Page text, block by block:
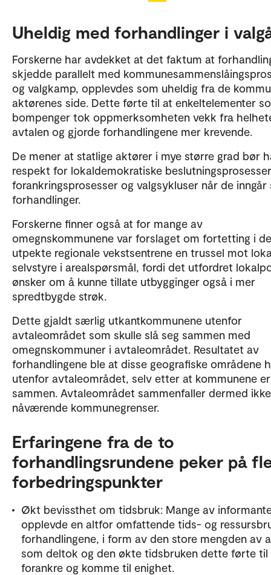
samarbeide om å utvikle areal og
måter som bidrar til nullvekstmålet. De største
i Norge er gjenstand for forhandlinger om
Tidligere har byvekstavtalene stort sett omhandlet
transporttemaer, men i den siste generasjonen
også arealdimensjonen blitt inkludert, altså den
og tettstedsutviklingen. I tillegg er hele byregionen
inkludert, slik at både kjerneby og
formelle avtaleparter og sitter rundt
Uheldig med forhandlinger i
Forskerne har avdekket at det faktum at
skjedde parallelt med
og valgkamp, opplevdes som uheldig fra de
aktørenes side. Dette førte til at enkeltelementer
bompenger tok oppmerksomheten vekk fra
avtalen og gjorde forhandlingene mer krevende.
De mener at statlige aktører i mye større grad bør
respekt for lokaldemokratiske
forankringsprosesser og valgsykluser når de inngår
forhandlinger.
Forskerne finner også at for mange av
omegnskommunene var forslaget om fortetting i de
utpekte regionale vekstsentrene en trussel mot
selvstyre i arealspørsmål, fordi det utfordret
ønsker om å kunne tillate utbygginger også i mer
spredtbygde strøk.
Dette gjaldt særlig utkantkommunene utenfor
avtaleområdet som skulle slå seg sammen med
omegnskommuner i avtaleområdet. Resultatet av
forhandlingene ble at disse geografiske områdene
utenfor avtaleområdet, selv etter at kommunene
sammen. Avtaleområdet sammenfaller dermed
nåværende kommunegrenser.
Erfaringene fra de to
forhandlingsrundene peker på
forbedringspunkter
Økt bevissthet om tidsbruk: Mange av
opplevde en altfor omfattende tids- og
forhandlingene, i form av den store mengden av
som deltok og den økte tidsbruken dette førte til
forankre og komme til enighet.